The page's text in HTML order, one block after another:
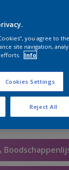
voorraad aan te
you agree to
site navigation,
Info
Cookies Settings
Reject All